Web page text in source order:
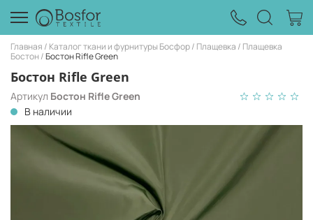
Главная Каталог ткани и фурнитуры Босфор Плащевка
Плащевка
Бостон Бостон Rifle Green
Бостон Rifle Green
Артикул Бостон Rifle Green
В наличии